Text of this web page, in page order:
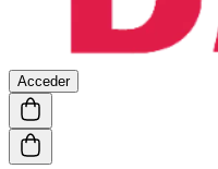
Acceder